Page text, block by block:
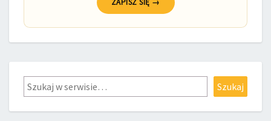
ZAPISZ SIĘ →
Szukaj Szukaj